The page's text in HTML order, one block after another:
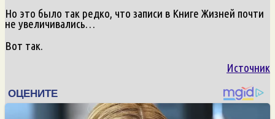
Но это было так редко, что записи в Книге Жизней почти
не увеличивались…
Вот так.
Источник